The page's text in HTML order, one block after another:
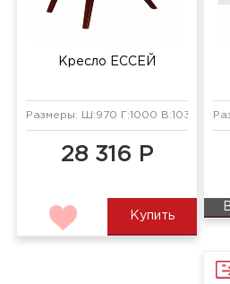
Кресло ЕССЕЙ
Размеры: Ш:970 Г:1000 В:1030 мм
28 316 Р
Купить